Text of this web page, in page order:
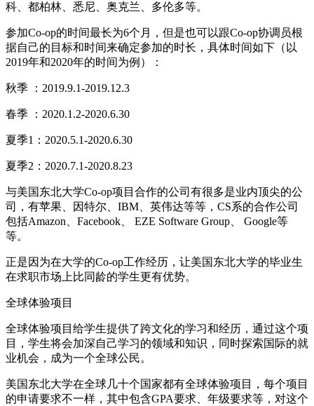
科、都柏林、悉尼、奥克兰、多伦多等。
参加Co-op的时间最长为6个月，但是也可以跟Co-op协调员根
据自己的目标和时间来确定参加的时长，具体时间如下（以
2019年和2020年的时间为例）：
秋季 ：2019.9.1-2019.12.3
春季 ：2020.1.2-2020.6.30
夏季1：2020.5.1-2020.6.30
夏季2：2020.7.1-2020.8.23
与美国东北大学Co-op项目合作的公司有很多是业内顶尖的公
司，有苹果、因特尔、IBM、英伟达等等，CS系的合作公司
包括Amazon、Facebook、 EZE Software Group、 Google等
等。
正是因为在大学的Co-op工作经历，让美国东北大学的毕业生
在求职市场上比同龄的学生更有优势。
全球体验项目
全球体验项目给学生提供了跨文化的学习和经历，通过这个项
目，学生将会加深自己学习的领域和知识，同时探索国际的就
业机会，成为一个全球公民。
美国东北大学在全球几十个国家都有全球体验项目，每个项目
的申请要求不一样，其中包含GPA要求、年级要求等，对这个